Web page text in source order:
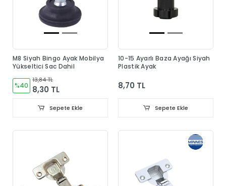
M8 Siyah Bingo Ayak Mobilya
Yükseltici Sac Dahil
%40
13,84 TL
8,30 TL
Sepete Ekle
10-15 Ayarlı Baza Ayağı Siyah
Plastik Ayak
8,70 TL
Sepete Ekle